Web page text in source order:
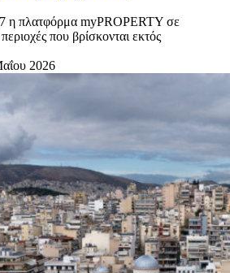
η πλατφόρμα myPROPERTY σε
που βρίσκονται εκτός
2026